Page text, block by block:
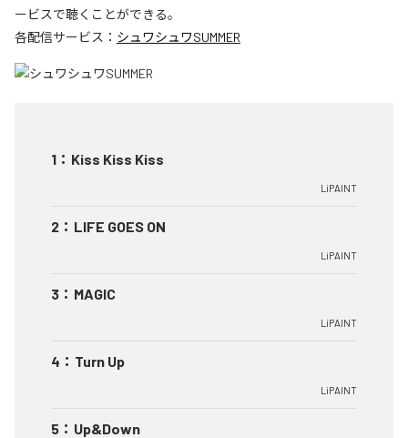
ービスで聴くことができる。
各配信サービス： シュワシュワSUMMER
1 ： Kiss Kiss Kiss
LiPAINT
2 ： LIFE GOES ON
LiPAINT
3 ： MAGIC
LiPAINT
4 ： Turn Up
LiPAINT
5 ： Up&Down